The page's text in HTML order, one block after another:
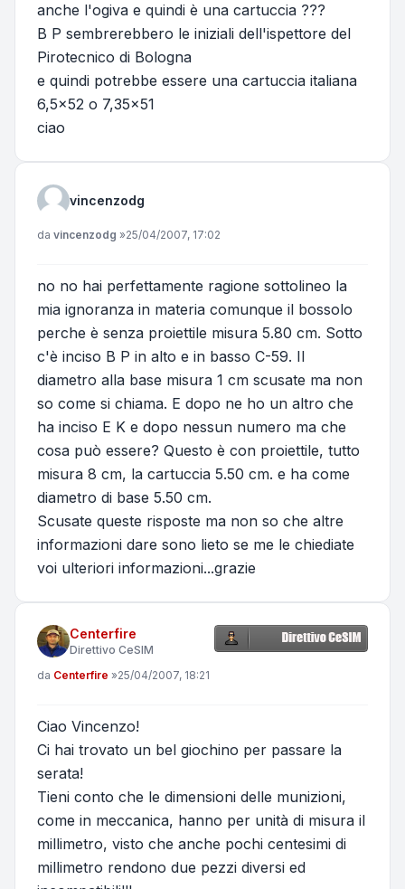
anche l'ogiva e quindi è una cartuccia ???
B P sembrerebbero le iniziali dell'ispettore del
Pirotecnico di Bologna
e quindi potrebbe essere una cartuccia italiana
6,5x52 o 7,35x51
ciao
vincenzodg
Messaggio
da vincenzodg »25/04/2007, 17:02
no no hai perfettamente ragione sottolineo la
mia ignoranza in materia comunque il bossolo
perche è senza proiettile misura 5.80 cm. Sotto
c'è inciso B P in alto e in basso C-59. Il
diametro alla base misura 1 cm scusate ma non
so come si chiama. E dopo ne ho un altro che
ha inciso E K e dopo nessun numero ma che
cosa può essere? Questo è con proiettile, tutto
misura 8 cm, la cartuccia 5.50 cm. e ha come
diametro di base 5.50 cm.
Scusate queste risposte ma non so che altre
informazioni dare sono lieto se me le chiediate
voi ulteriori informazioni...grazie
Centerfire
Direttivo CeSIM
Messaggio
da Centerfire »25/04/2007, 18:21
Ciao Vincenzo!
Ci hai trovato un bel giochino per passare la
serata!
Tieni conto che le dimensioni delle munizioni,
come in meccanica, hanno per unità di misura il
millimetro, visto che anche pochi centesimi di
millimetro rendono due pezzi diversi ed